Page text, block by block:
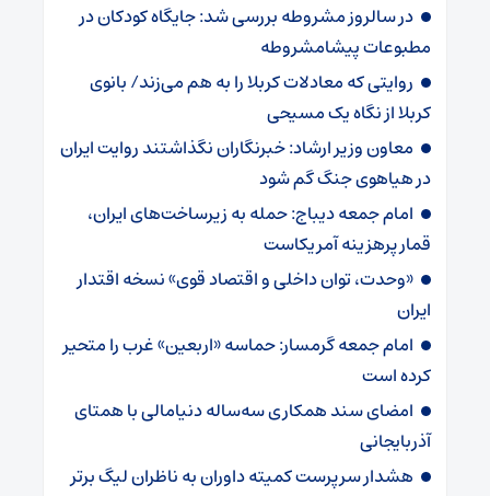
در سالروز مشروطه بررسی شد: جایگاه کودکان در
مطبوعات پیشامشروطه
روایتی که معادلات کربلا را به هم می‌زند/ بانوی
کربلا از نگاه یک مسیحی
معاون وزیر ارشاد: خبرنگاران نگذاشتند روایت ایران
در هیاهوی جنگ گم شود
امام جمعه دیباج: حمله به زیرساخت‌های ایران،
قمار پرهزینه آمریکاست
«وحدت، توان داخلی و اقتصاد قوی» نسخه اقتدار
ایران
امام جمعه گرمسار: حماسه «اربعین» غرب را متحیر
کرده است
امضای سند همکاری سه‌ساله دنیامالی با همتای
آذربایجانی
هشدار سرپرست ‌کمیته داوران به ناظران لیگ برتر